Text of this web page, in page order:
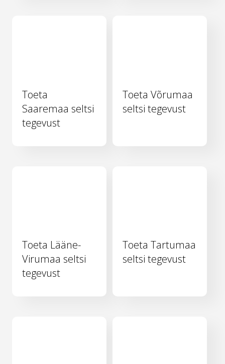
Toeta
Saaremaa seltsi
tegevust
Toeta Võrumaa
seltsi tegevust
Toeta Lääne-
Virumaa seltsi
tegevust
Toeta Tartumaa
seltsi tegevust